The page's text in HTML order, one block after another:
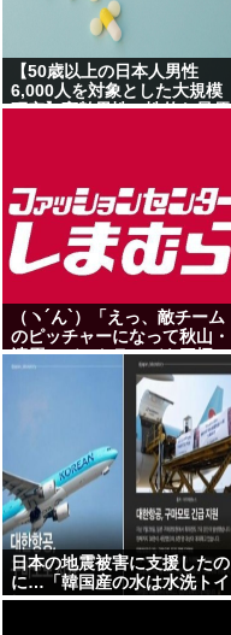
【50歳以上の日本人男性
6,000人を対象とした大規模
研究】高齢男性の性的な最優
（ヽ´ん`）「えっ、敵チーム
のピッチャーになって秋山・
清原・デストラーデを三振に
抑えたら一億ですか？」→ど
日本の地震被害に支援したの
に…「韓国産の水は水洗トイ
レに」